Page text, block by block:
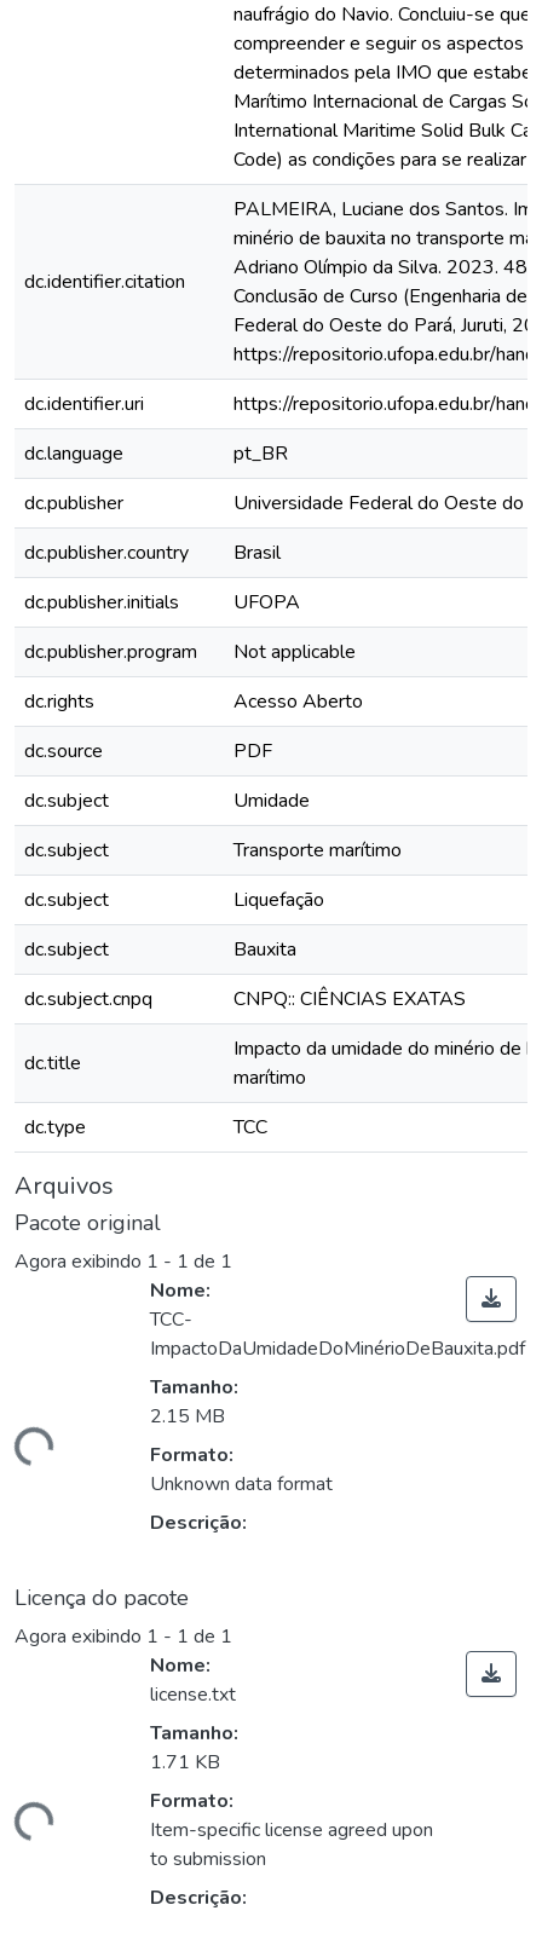
naufrágio do Navio. Concluiu-se que
compreender e seguir os aspectos
determinados pela IMO que
Marítimo Internacional de Cargas
International Maritime Solid Bulk
Code) as condições para se realizar
dc.identifier.citation
PALMEIRA, Luciane dos Santos.
minério de bauxita no transporte
Adriano Olímpio da Silva. 2023. 48
Conclusão de Curso (Engenharia de
Federal do Oeste do Pará, Juruti,
https://repositorio.ufopa.edu.br/
dc.identifier.uri
https://repositorio.ufopa.edu.br/
dc.language
pt_BR
dc.publisher
Universidade Federal do Oeste do
dc.publisher.country
Brasil
dc.publisher.initials
UFOPA
dc.publisher.program
Not applicable
dc.rights
Acesso Aberto
dc.source
PDF
dc.subject
Umidade
dc.subject
Transporte marítimo
dc.subject
Liquefação
dc.subject
Bauxita
dc.subject.cnpq
CNPQ:: CIÊNCIAS EXATAS
dc.title
Impacto da umidade do minério de
marítimo
dc.type
TCC
Arquivos
Pacote original
Agora exibindo 1 - 1 de 1
Nome:
TCC-
ImpactoDaUmidadeDoMinérioDeBauxita.pdf
Tamanho:
2.15 MB
Formato:
Unknown data format
Descrição:
Licença do pacote
Agora exibindo 1 - 1 de 1
Nome:
license.txt
Tamanho:
1.71 KB
Formato:
Item-specific license agreed upon
to submission
Descrição: